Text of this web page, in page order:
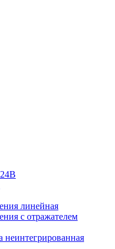
линейная
с отражателем